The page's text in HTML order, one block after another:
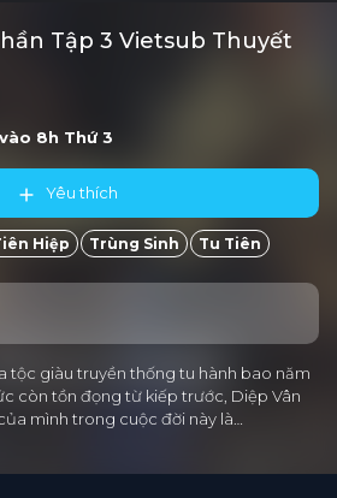
Tập 3 Vietsub Thuyết
8h Thứ 3
Yêu thích
Hiệp Trùng Sinh Tu Tiên
tộc giàu truyền thống tu hành bao năm
còn tồn đọng từ kiếp trước, Diệp Vân
mình trong cuộc đời này là…